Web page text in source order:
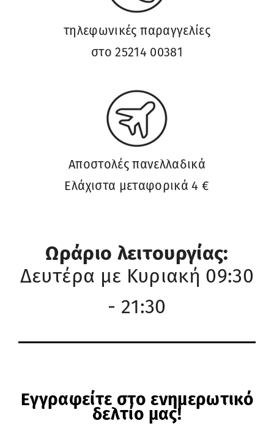
τηλεφωνικές παραγγελίες
στο 25214 00381
Αποστολές πανελλαδικά
Ελάχιστα μεταφορικά 4 €
Ωράριο λειτουργίας:
Δευτέρα με Κυριακή 09:30
- 21:30
Εγγραφείτε στο ενημερωτικό
δελτίο μας!